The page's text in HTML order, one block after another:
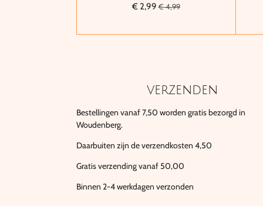
€ 2,99 € 4,99
verzenden
Bestellingen vanaf 7,50 worden gratis bezorgd in
Woudenberg.
Daarbuiten zijn de verzendkosten 4,50
Gratis verzending vanaf 50,00
Binnen 2-4 werkdagen verzonden